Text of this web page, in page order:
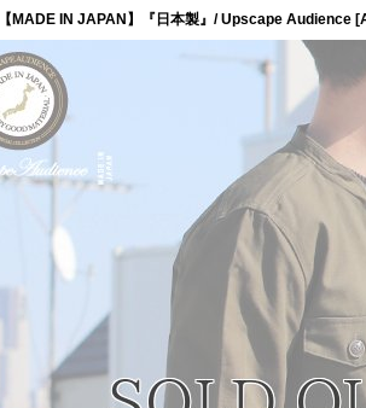
MADE IN JAPAN】『日本製』/ Upscape Audience [